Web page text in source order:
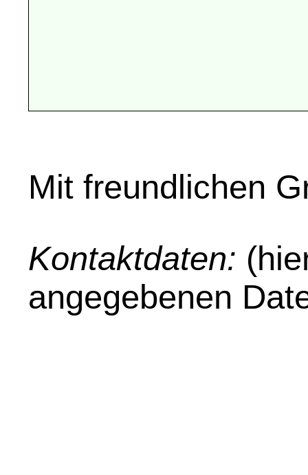
Mit freundlichen
Kontaktdaten:
angegebenen